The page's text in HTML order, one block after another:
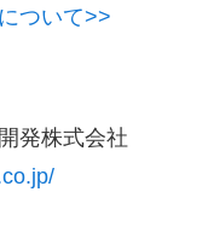
ついて>>
発株式会社